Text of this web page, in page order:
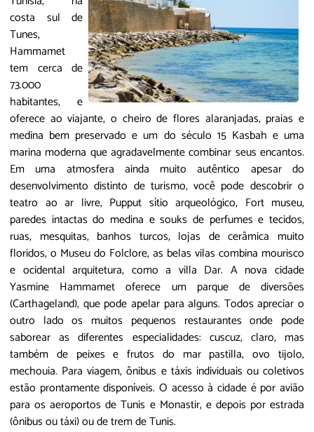
costa sul de
Tunes,
Hammamet
tem cerca de
73.000
habitantes, e
oferece ao viajante, o cheiro de flores alaranjadas, praias e
medina bem preservado e um do século 15 Kasbah e uma
marina moderna que agradavelmente combinar seus encantos.
Em uma atmosfera ainda muito autêntico apesar do
desenvolvimento distinto de turismo, você pode descobrir o
teatro ao ar livre, Pupput sítio arqueológico, Fort museu,
paredes intactas do medina e souks de perfumes e tecidos,
ruas, mesquitas, banhos turcos, lojas de cerâmica muito
floridos, o Museu do Folclore, as belas vilas combina mourisco
e ocidental arquitetura, como a villa Dar. A nova cidade
Yasmine Hammamet oferece um parque de diversões
(Carthageland), que pode apelar para alguns. Todos apreciar o
outro lado os muitos pequenos restaurantes onde pode
saborear as diferentes especialidades: cuscuz, claro, mas
também de peixes e frutos do mar pastilla, ovo tijolo,
mechouia. Para viagem, ônibus e táxis individuais ou coletivos
estão prontamente disponíveis. O acesso à cidade é por avião
para os aeroportos de Tunis e Monastir, e depois por estrada
(ônibus ou táxi) ou de trem de Tunis.